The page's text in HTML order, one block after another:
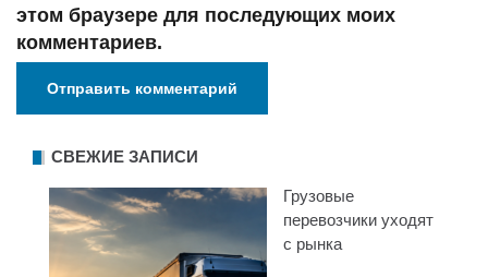
этом браузере для последующих моих
комментариев.
СВЕЖИЕ ЗАПИСИ
Грузовые
перевозчики уходят
с рынка